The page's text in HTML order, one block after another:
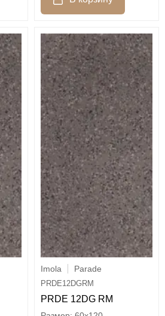
Imola Parade
PRDE12DGRM
PRDE 12DG RM